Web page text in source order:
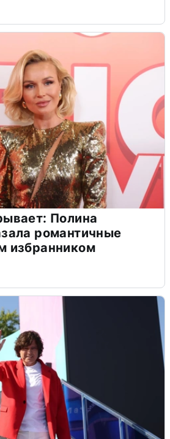
Полина
романтичные
избранником